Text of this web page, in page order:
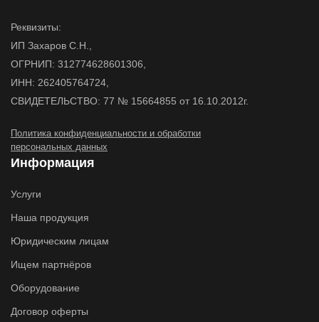
Реквизиты:
ИП Захаров С.Н.,
ОГРНИП: 312774628601306,
ИНН: 262405764724,
СВИДЕТЕЛЬСТВО: 77 № 15664855 от 16.10.2012г.
Политика конфиденциальности и обработки
персональных данных
Информация
Услуги
Наша продукция
Юридическим лицам
Ищем партнёров
Оборудование
Договор оферты